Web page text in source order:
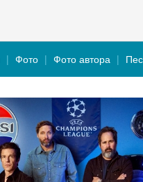
Фото Фото автора